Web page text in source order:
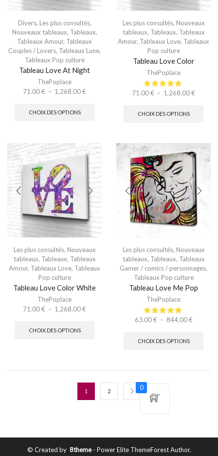
Divers, Les plus consultés,
Nouveaux tableaux, Tableaux,
Tableaux Amour, Tableaux
Couples / Lovers, Tableaux Lune,
Tableaux Pop culture
Tableau Love At Night
ThePoplace
71.00€ – 1,268.00€
CHOIX DES OPTIONS
Les plus consultés, Nouveaux
tableaux, Tableaux, Tableaux
Amour, Tableaux Love, Tableaux
Pop culture
Tableau Love Color
ThePoplace
71.00€ – 1,268.00€
CHOIX DES OPTIONS
Les plus consultés, Nouveaux
tableaux, Tableaux, Tableaux
Amour, Tableaux Love, Tableaux
Pop culture
Tableau Love Color White
ThePoplace
71.00€ – 1,268.00€
CHOIX DES OPTIONS
Les plus consultés, Nouveaux
tableaux, Tableaux, Tableaux
Gamer / comics / personnages,
Tableaux Pop culture
Tableau Love Me Pop
ThePoplace
63.00€ – 844.00€
CHOIX DES OPTIONS
1 2
© Created by 8theme- Power Elite ThemeForest Author.
0